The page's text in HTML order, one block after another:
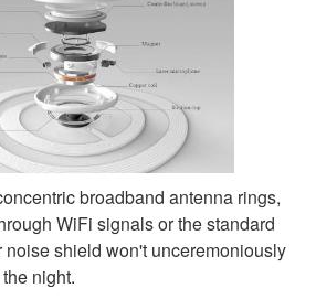
broadband antenna rings,
WiFi signals or the standard
noise shield won't unceremoniously
night.